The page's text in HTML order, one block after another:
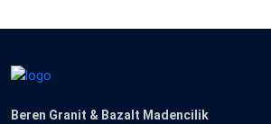
Beren Granit & Bazalt Madencilik